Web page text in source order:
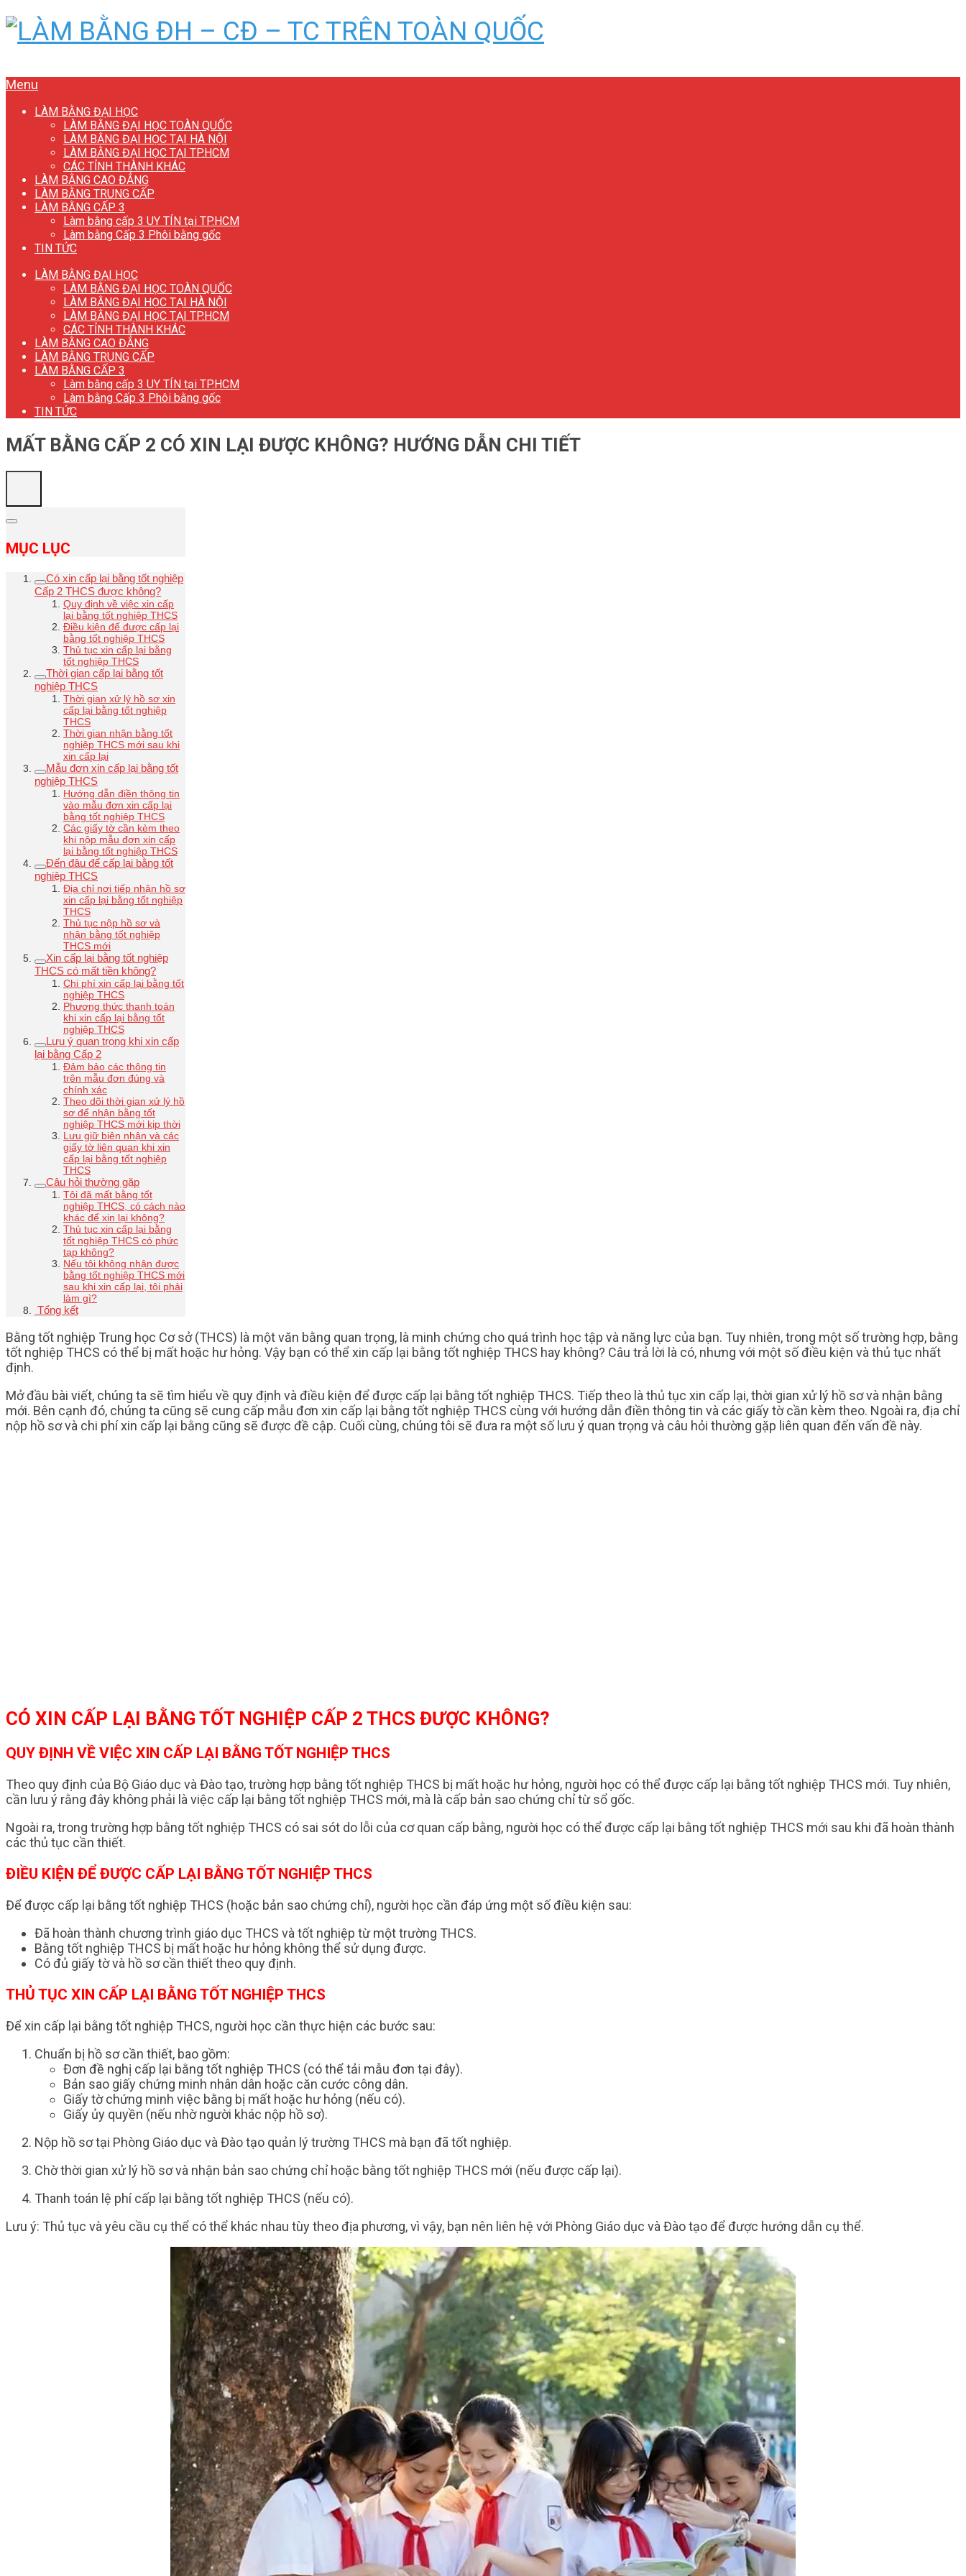
Menu
LÀM BẰNG ĐẠI HỌC
LÀM BẰNG ĐẠI HỌC TOÀN QUỐC
LÀM BẰNG ĐẠI HỌC TẠI HÀ NỘI
LÀM BẰNG ĐẠI HỌC TẠI TP.HCM
CÁC TỈNH THÀNH KHÁC
LÀM BẰNG CAO ĐẲNG
LÀM BẰNG TRUNG CẤP
LÀM BẰNG CẤP 3
Làm bằng cấp 3 UY TÍN tại TP.HCM
Làm bằng Cấp 3 Phôi bằng gốc
TIN TỨC
LÀM BẰNG ĐẠI HỌC
LÀM BẰNG ĐẠI HỌC TOÀN QUỐC
LÀM BẰNG ĐẠI HỌC TẠI HÀ NỘI
LÀM BẰNG ĐẠI HỌC TẠI TP.HCM
CÁC TỈNH THÀNH KHÁC
LÀM BẰNG CAO ĐẲNG
LÀM BẰNG TRUNG CẤP
LÀM BẰNG CẤP 3
Làm bằng cấp 3 UY TÍN tại TP.HCM
Làm bằng Cấp 3 Phôi bằng gốc
TIN TỨC
MẤT BẰNG CẤP 2 CÓ XIN LẠI ĐƯỢC KHÔNG? HƯỚNG DẪN CHI TIẾT
MỤC LỤC
Có xin cấp lại bằng tốt nghiệp
Cấp 2 THCS được không?
Quy định về việc xin cấp
lại bằng tốt nghiệp THCS
Điều kiện để được cấp lại
bằng tốt nghiệp THCS
Thủ tục xin cấp lại bằng
tốt nghiệp THCS
Thời gian cấp lại bằng tốt
nghiệp THCS
Thời gian xử lý hồ sơ xin
cấp lại bằng tốt nghiệp
THCS
Thời gian nhận bằng tốt
nghiệp THCS mới sau khi
xin cấp lại
Mẫu đơn xin cấp lại bằng tốt
nghiệp THCS
Hướng dẫn điền thông tin
vào mẫu đơn xin cấp lại
bằng tốt nghiệp THCS
Các giấy tờ cần kèm theo
khi nộp mẫu đơn xin cấp
lại bằng tốt nghiệp THCS
Đến đâu để cấp lại bằng tốt
nghiệp THCS
Địa chỉ nơi tiếp nhận hồ sơ
xin cấp lại bằng tốt nghiệp
THCS
Thủ tục nộp hồ sơ và
nhận bằng tốt nghiệp
THCS mới
Xin cấp lại bằng tốt nghiệp
THCS có mất tiền không?
Chi phí xin cấp lại bằng tốt
nghiệp THCS
Phương thức thanh toán
khi xin cấp lại bằng tốt
nghiệp THCS
Lưu ý quan trọng khi xin cấp
lại bằng Cấp 2
Đảm bảo các thông tin
trên mẫu đơn đúng và
chính xác
Theo dõi thời gian xử lý hồ
sơ để nhận bằng tốt
nghiệp THCS mới kịp thời
Lưu giữ biên nhận và các
giấy tờ liên quan khi xin
cấp lại bằng tốt nghiệp
THCS
Câu hỏi thường gặp
Tôi đã mất bằng tốt
nghiệp THCS, có cách nào
khác để xin lại không?
Thủ tục xin cấp lại bằng
tốt nghiệp THCS có phức
tạp không?
Nếu tôi không nhận được
bằng tốt nghiệp THCS mới
sau khi xin cấp lại, tôi phải
làm gì?
Tổng kết
Bằng tốt nghiệp Trung học Cơ sở (THCS) là một văn bằng quan trọng, là minh chứng cho quá trình học tập và năng lực của bạn. Tuy nhiên, trong một số trường hợp, bằng
tốt nghiệp THCS có thể bị mất hoặc hư hỏng. Vậy bạn có thể xin cấp lại bằng tốt nghiệp THCS hay không? Câu trả lời là có, nhưng với một số điều kiện và thủ tục nhất
định.
Mở đầu bài viết, chúng ta sẽ tìm hiểu về quy định và điều kiện để được cấp lại bằng tốt nghiệp THCS. Tiếp theo là thủ tục xin cấp lại, thời gian xử lý hồ sơ và nhận bằng
mới. Bên cạnh đó, chúng ta cũng sẽ cung cấp mẫu đơn xin cấp lại bằng tốt nghiệp THCS cùng với hướng dẫn điền thông tin và các giấy tờ cần kèm theo. Ngoài ra, địa chỉ
nộp hồ sơ và chi phí xin cấp lại bằng cũng sẽ được đề cập. Cuối cùng, chúng tôi sẽ đưa ra một số lưu ý quan trọng và câu hỏi thường gặp liên quan đến vấn đề này.
CÓ XIN CẤP LẠI BẰNG TỐT NGHIỆP CẤP 2 THCS ĐƯỢC KHÔNG?
QUY ĐỊNH VỀ VIỆC XIN CẤP LẠI BẰNG TỐT NGHIỆP THCS
Theo quy định của Bộ Giáo dục và Đào tạo, trường hợp bằng tốt nghiệp THCS bị mất hoặc hư hỏng, người học có thể được cấp lại bằng tốt nghiệp THCS mới. Tuy nhiên,
cần lưu ý rằng đây không phải là việc cấp lại bằng tốt nghiệp THCS mới, mà là cấp bản sao chứng chỉ từ sổ gốc.
Ngoài ra, trong trường hợp bằng tốt nghiệp THCS có sai sót do lỗi của cơ quan cấp bằng, người học có thể được cấp lại bằng tốt nghiệp THCS mới sau khi đã hoàn thành
các thủ tục cần thiết.
ĐIỀU KIỆN ĐỂ ĐƯỢC CẤP LẠI BẰNG TỐT NGHIỆP THCS
Để được cấp lại bằng tốt nghiệp THCS (hoặc bản sao chứng chỉ), người học cần đáp ứng một số điều kiện sau:
Đã hoàn thành chương trình giáo dục THCS và tốt nghiệp từ một trường THCS.
Bằng tốt nghiệp THCS bị mất hoặc hư hỏng không thể sử dụng được.
Có đủ giấy tờ và hồ sơ cần thiết theo quy định.
THỦ TỤC XIN CẤP LẠI BẰNG TỐT NGHIỆP THCS
Để xin cấp lại bằng tốt nghiệp THCS, người học cần thực hiện các bước sau:
Chuẩn bị hồ sơ cần thiết, bao gồm:
Đơn đề nghị cấp lại bằng tốt nghiệp THCS (có thể tải mẫu đơn tại đây).
Bản sao giấy chứng minh nhân dân hoặc căn cước công dân.
Giấy tờ chứng minh việc bằng bị mất hoặc hư hỏng (nếu có).
Giấy ủy quyền (nếu nhờ người khác nộp hồ sơ).
Nộp hồ sơ tại Phòng Giáo dục và Đào tạo quản lý trường THCS mà bạn đã tốt nghiệp.
Chờ thời gian xử lý hồ sơ và nhận bản sao chứng chỉ hoặc bằng tốt nghiệp THCS mới (nếu được cấp lại).
Thanh toán lệ phí cấp lại bằng tốt nghiệp THCS (nếu có).
Lưu ý: Thủ tục và yêu cầu cụ thể có thể khác nhau tùy theo địa phương, vì vậy, bạn nên liên hệ với Phòng Giáo dục và Đào tạo để được hướng dẫn cụ thể.